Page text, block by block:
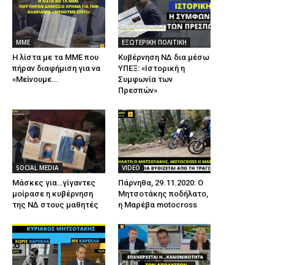
ΜΜΕ
Η λίστα με τα ΜΜΕ που
πήραν διαφήμιση για να
«Μείνουμε...
ΕΞΩΤΕΡΙΚΗ ΠΟΛΙΤΙΚΗ
Κυβέρνηση ΝΔ δια μέσω
ΥΠΕΞ: «Ιστορική η
Συμφωνία των
Πρεσπών»
SOCIAL MEDIA
Μάσκες για…γίγαντες
μοίρασε η κυβέρνηση
της ΝΔ στους μαθητές
VIDEO
Πάρνηθα, 29.11.2020: Ο
Μητσοτάκης ποδήλατο,
η Μαρέβα motocross